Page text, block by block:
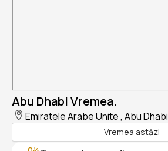
Abu Dhabi Vremea.
Emiratele Arabe Unite , Abu Dhabi
Vremea astăzi